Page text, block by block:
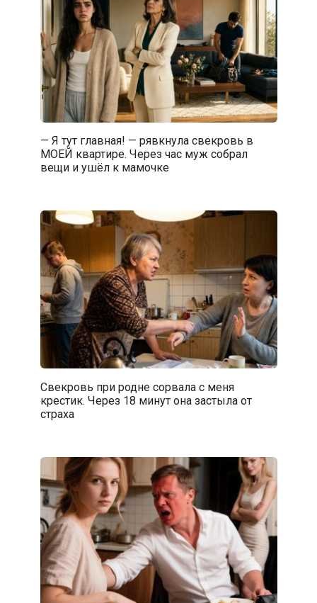
— Я тут главная! — рявкнула свекровь в
МОЕЙ квартире. Через час муж собрал
вещи и ушёл к мамочке
Свекровь при родне сорвала с меня
крестик. Через 18 минут она застыла от
страха